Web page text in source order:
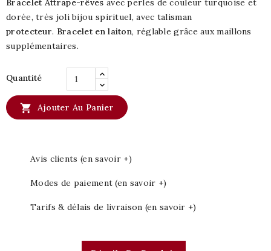
Bracelet Attrape-rêves avec perles de couleur turquoise et
dorée, très joli bijou spirituel, avec talisman
protecteur. Bracelet en laiton, réglable grâce aux maillons
supplémentaires.
Quantité
 Ajouter Au Panier
Avis clients (en savoir +)
Modes de paiement (en savoir +)
Tarifs & délais de livraison (en savoir +)